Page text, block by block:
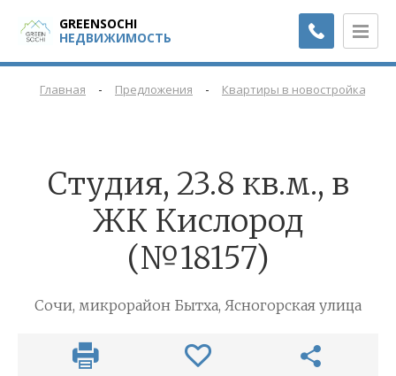
GREENSOCHI
НЕДВИЖИМОСТЬ
Главная - Предложения - Квартиры в новостройках
Cтудия, 23.8 кв.м., в
ЖК Кислород
(№18157)
Сочи, микрорайон Бытха, Ясногорская улица